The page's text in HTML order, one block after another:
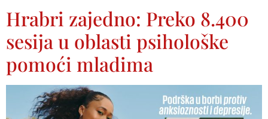
Hrabri zajedno: Preko 8.400
sesija u oblasti psihološke
pomoći mladima